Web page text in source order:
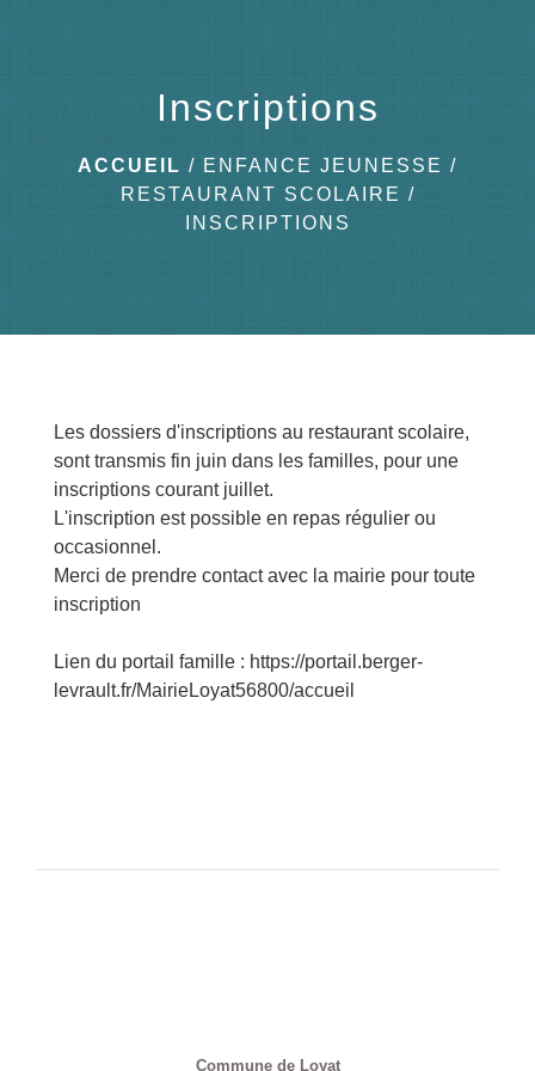
Inscriptions
ACCUEIL / ENFANCE JEUNESSE /
RESTAURANT SCOLAIRE /
INSCRIPTIONS
Les dossiers d'inscriptions au restaurant scolaire,
sont transmis fin juin dans les familles, pour une
inscriptions courant juillet.
L'inscription est possible en repas régulier ou
occasionnel.
Merci de prendre contact avec la mairie pour toute
inscription
Lien du portail famille : https://portail.berger-
levrault.fr/MairieLoyat56800/accueil
Commune de Loyat